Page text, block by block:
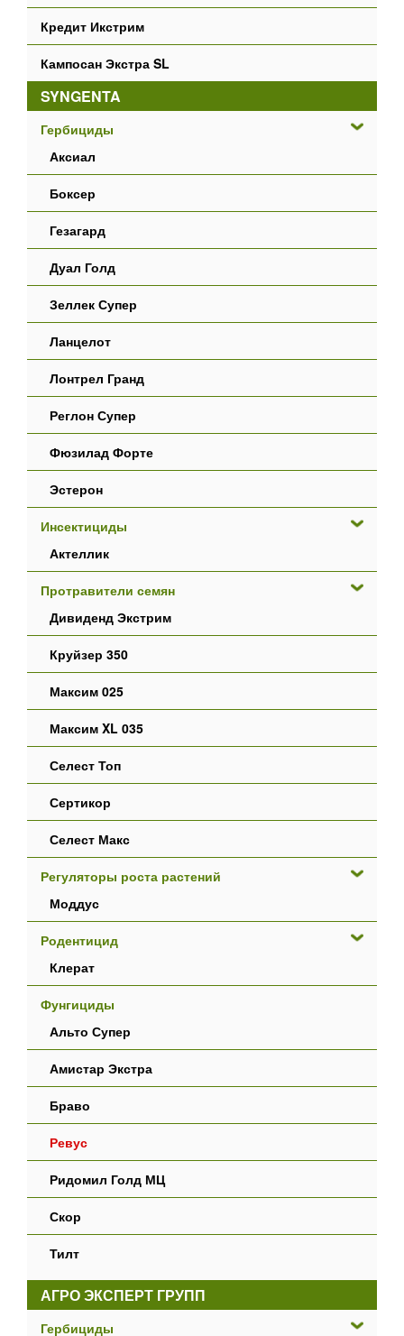
Кредит Икстрим
Кампосан Экстра SL
SYNGENTA
Гербициды
Аксиал
Боксер
Гезагард
Дуал Голд
Зеллек Супер
Ланцелот
Лонтрел Гранд
Реглон Супер
Фюзилад Форте
Эстерон
Инсектициды
Актеллик
Протравители семян
Дивиденд Экстрим
Круйзер 350
Максим 025
Максим XL 035
Селест Топ
Сертикор
Селест Макс
Регуляторы роста растений
Моддус
Родентицид
Клерат
Фунгициды
Альто Супер
Амистар Экстра
Браво
Ревус
Ридомил Голд МЦ
Скор
Тилт
АГРО ЭКСПЕРТ ГРУПП
Гербициды